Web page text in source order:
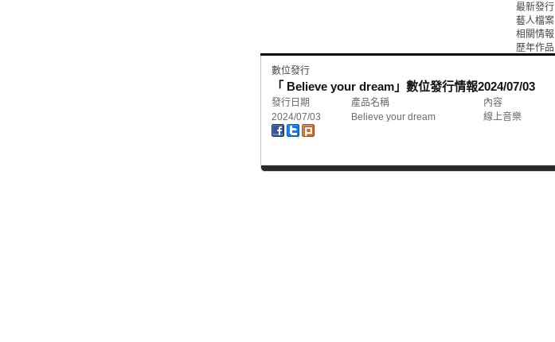
最新發行
藝人檔案
相關情報
歷年作品
數位發行
「 Believe your dream」數位發行情報2024/07/03
發行日期 產品名稱 內容
2024/07/03
Believe your dream 線上音樂